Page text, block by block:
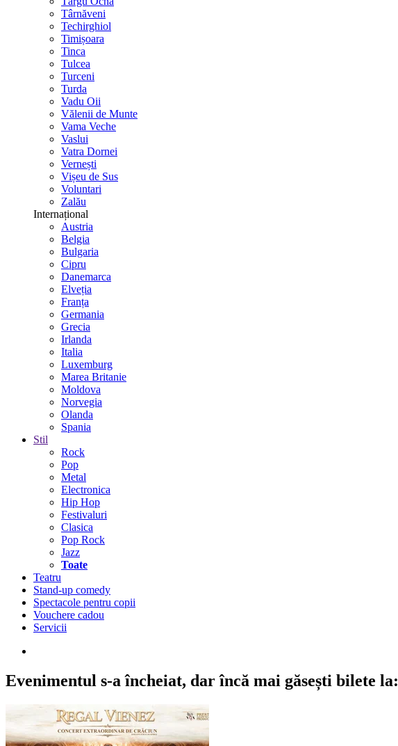
Târnăveni
Techirghiol
Timișoara
Tinca
Tulcea
Turceni
Turda
Vadu Oii
Vălenii de Munte
Vama Veche
Vaslui
Vatra Dornei
Vernești
Vișeu de Sus
Voluntari
Zalău
Internațional
Austria
Belgia
Bulgaria
Cipru
Danemarca
Elveția
Franța
Germania
Grecia
Irlanda
Italia
Luxemburg
Marea Britanie
Moldova
Norvegia
Olanda
Spania
Stil
Rock
Pop
Metal
Electronica
Hip Hop
Festivaluri
Clasica
Pop Rock
Jazz
Toate
Teatru
Stand-up comedy
Spectacole pentru copii
Vouchere cadou
Servicii
Evenimentul s-a încheiat, dar încă mai găsești bilete la: